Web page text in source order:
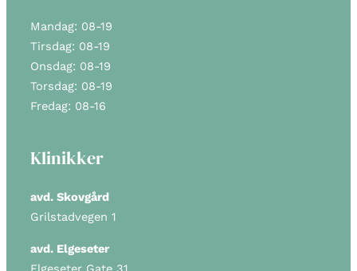
Mandag: 08-19
Tirsdag: 08-19
Onsdag: 08-19
Torsdag: 08-19
Fredag: 08-16
Klinikker
avd. Skovgård
Grilstadvegen 1
avd. Elgeseter